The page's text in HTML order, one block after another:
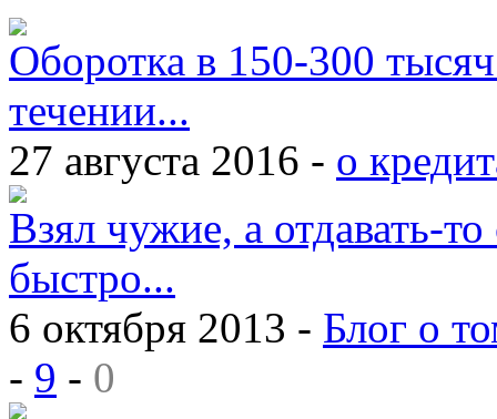
Оборотка в 150-300
течении...
27 августа 2016 - о
Взял чужие, а отдавать-
быстро...
6 октября 2013 - Блог о
- 9 - 0